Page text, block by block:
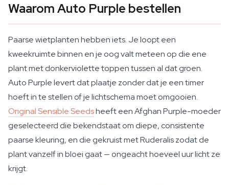
Waarom Auto Purple bestellen
Paarse wietplanten hebben iets. Je loopt een
kweekruimte binnen en je oog valt meteen op die ene
plant met donkerviolette toppen tussen al dat groen.
Auto Purple levert dat plaatje zonder dat je een timer
hoeft in te stellen of je lichtschema moet omgooien.
Original Sensible Seedsheeft een Afghan Purple-moeder
geselecteerd die bekendstaat om diepe, consistente
paarse kleuring, en die gekruist met Ruderalis zodat de
plant vanzelf in bloei gaat — ongeacht hoeveel uur licht ze
krijgt.